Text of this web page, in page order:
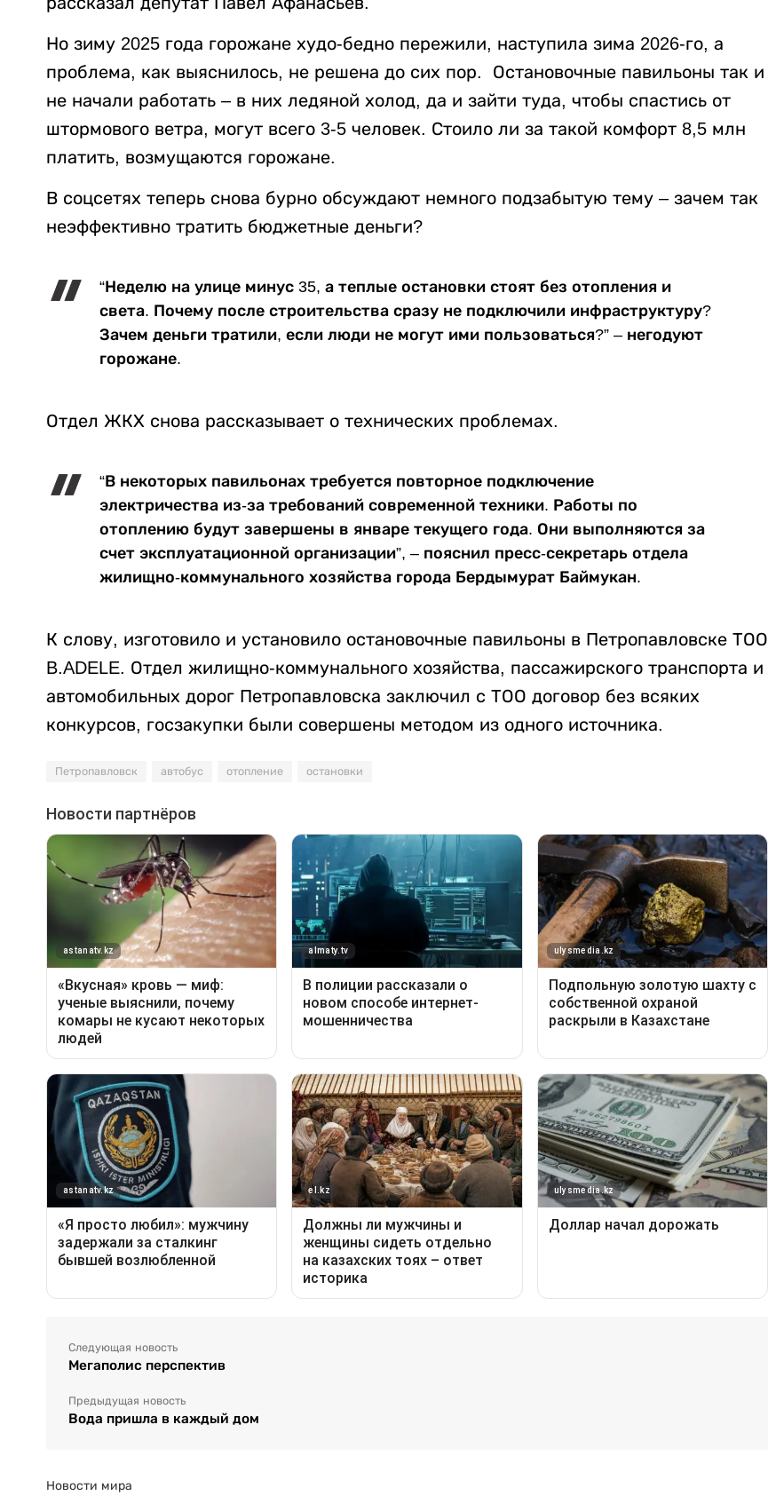
Но зиму 2025 года горожане худо-бедно пережили, наступила зима 2026-го, а
проблема, как выяснилось, не решена до сих пор. Остановочные павильоны так и
не начали работать – в них ледяной холод, да и зайти туда, чтобы спастись от
штормового ветра, могут всего 3-5 человек. Стоило ли за такой комфорт 8,5 млн
платить, возмущаются горожане.
В соцсетях теперь снова бурно обсуждают немного подзабытую тему – зачем так
неэффективно тратить бюджетные деньги?
“Неделю на улице минус 35, а теплые остановки стоят без отопления и
света. Почему после строительства сразу не подключили инфраструктуру?
Зачем деньги тратили, если люди не могут ими пользоваться?” – негодуют
горожане.
Отдел ЖКХ снова рассказывает о технических проблемах.
“В некоторых павильонах требуется повторное подключение
электричества из-за требований современной техники. Работы по
отоплению будут завершены в январе текущего года. Они выполняются за
счет эксплуатационной организации”, – пояснил пресс-секретарь отдела
жилищно-коммунального хозяйства города Бердымурат Баймукан.
К слову, изготовило и установило остановочные павильоны в Петропавловске ТОО
B.ADELE. Отдел жилищно-коммунального хозяйства, пассажирского транспорта и
автомобильных дорог Петропавловска заключил с ТОО договор без всяких
конкурсов, госзакупки были совершены методом из одного источника.
Петропавловск автобус отопление остановки
Следующая новость
Мегаполис перспектив
Предыдущая новость
Вода пришла в каждый дом
Новости мира